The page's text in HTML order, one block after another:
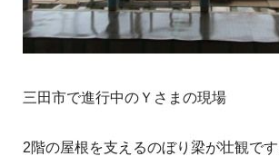
三田市で進行中のＹさまの現場
2階の屋根を支えるのぼり梁が壮観です